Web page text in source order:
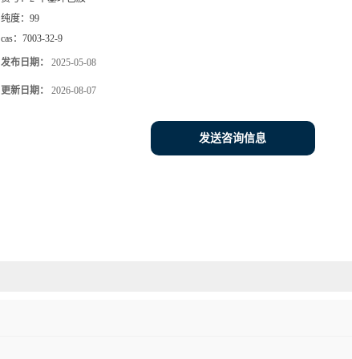
纯度： 99
cas： 7003-32-9
发布日期： 2025-05-08
更新日期： 2026-08-07
发送咨询信息